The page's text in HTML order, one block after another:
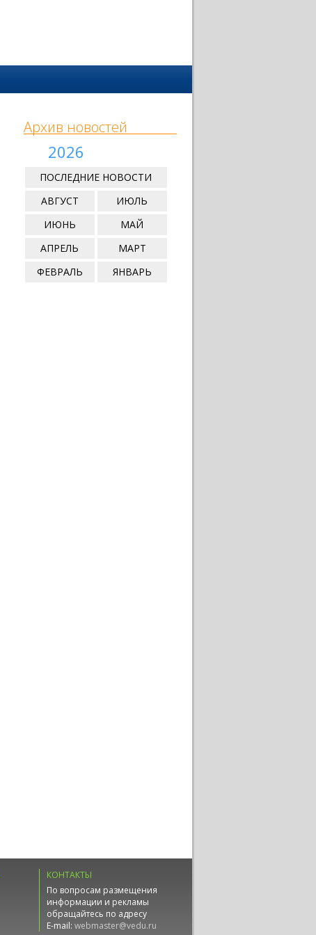
Архив новостей
2026
ПОСЛЕДНИЕ НОВОСТИ
АВГУСТ
ИЮЛЬ
ИЮНЬ
МАЙ
АПРЕЛЬ
МАРТ
ФЕВРАЛЬ
ЯНВАРЬ
КОНТАКТЫ
По вопросам размещения
информации и рекламы
обращайтесь по адресу
E-mail: webmaster@vedu.ru